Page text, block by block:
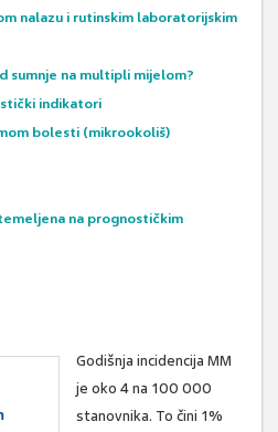
nalazu i rutinskim laboratorijskim
sumnje na multipli mijelom?
indikatori
bolesti (mikrookoliš)
na prognostičkim
Godišnja incidencija MM
je oko 4 na 100 000
stanovnika. To čini 1%